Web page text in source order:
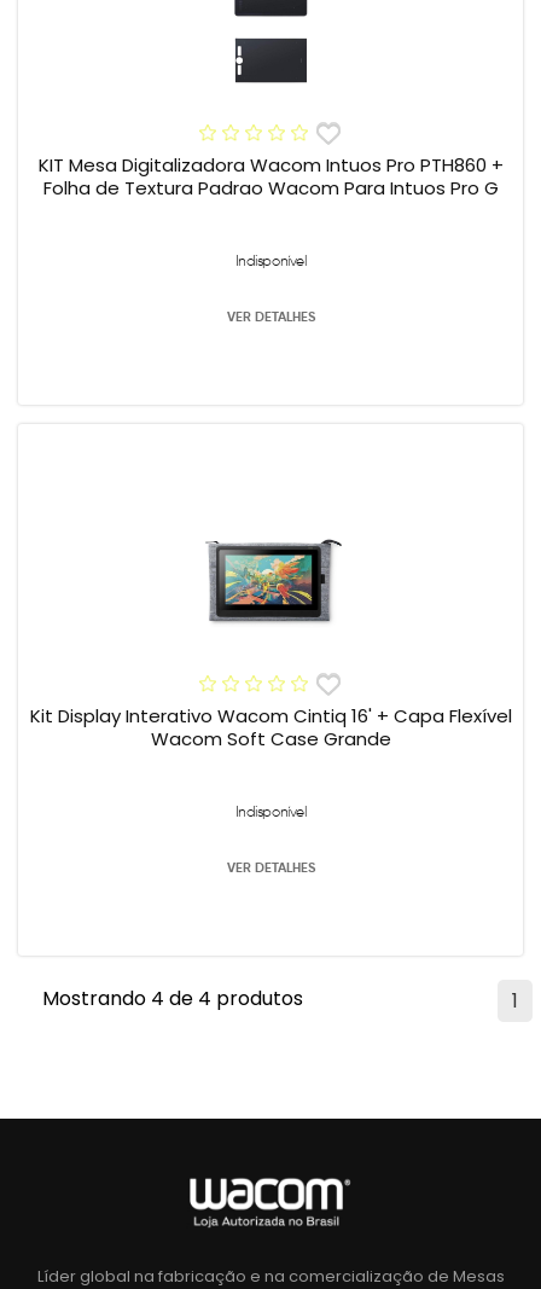
KIT Mesa Digitalizadora Wacom Intuos Pro PTH860 +
Folha de Textura Padrao Wacom Para Intuos Pro G
Indisponível
VER DETALHES
Kit Display Interativo Wacom Cintiq 16' + Capa Flexível
Wacom Soft Case Grande
Indisponível
VER DETALHES
1
Mostrando 4 de 4 produtos
Líder global na fabricação e na comercialização de Mesas